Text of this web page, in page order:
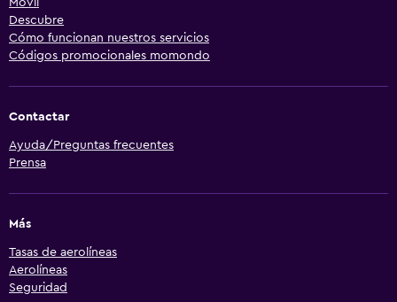
Móvil
Descubre
Cómo funcionan nuestros servicios
Códigos promocionales momondo
Contactar
Ayuda/Preguntas frecuentes
Prensa
Más
Tasas de aerolíneas
Aerolíneas
Seguridad